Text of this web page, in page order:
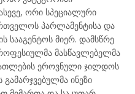
ორი სპეციალური
პარლამენტისა და
სააგენტოს მიერ. დამსწრე
მასწავლებელმა
ეროვნული ჯილდოს
ინეზი